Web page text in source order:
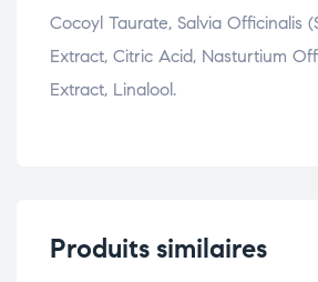
Cocoyl Taurate, Salvia Officinalis
Extract, Citric Acid, Nasturtium
Extract, Linalool.
Produits similaires